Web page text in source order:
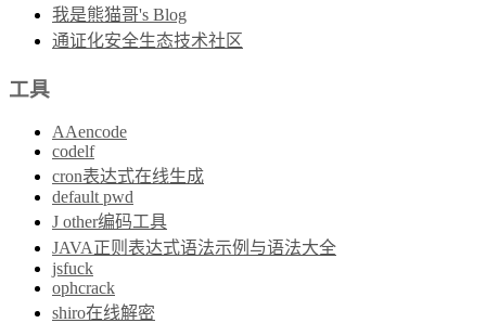
我是熊猫哥's Blog
通证化安全生态技术社区
工具
AAencode
codelf
cron表达式在线生成
default pwd
J other编码工具
JAVA正则表达式语法示例与语法大全
jsfuck
ophcrack
shiro在线解密